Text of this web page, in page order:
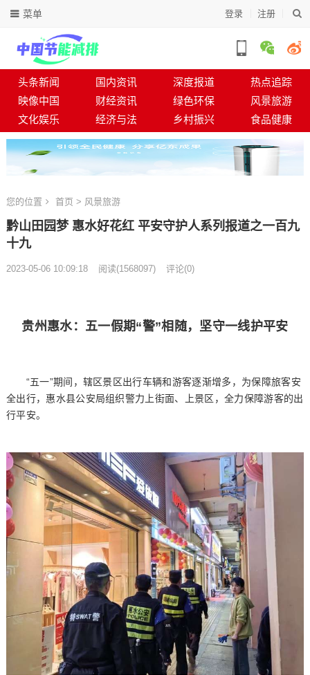
登录 注册
菜单
头条新闻 国内资讯 深度报道
热点追踪
映像中国
财经资讯 绿色环保
风景旅游
文化娱乐
经济与法 乡村振兴 食品健康
您的位置 首页 > 风景旅游
黔山田园梦 惠水好花红 平安守护人系列报道之一百九
十九
2023-05-06 10:09:18 阅读(1568097) 评论(0)
贵州惠水：五一假期“警”相随，坚守一线护平安
“五一”期间，辖区景区出行车辆和游客逐渐增多，为保障旅客安
全出行，惠水县公安局组织警力上街面、上景区，全力保障游客的出
行平安。